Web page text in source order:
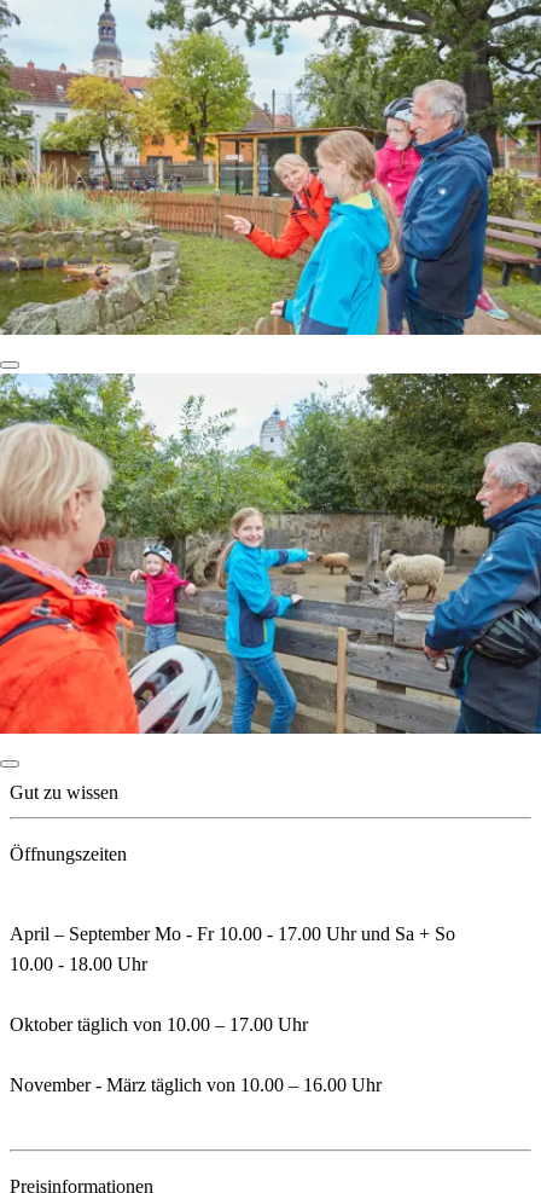
Gut zu wissen
Öffnungszeiten
April – September Mo - Fr 10.00 - 17.00 Uhr und Sa + So
10.00 - 18.00 Uhr
Oktober täglich von 10.00 – 17.00 Uhr
November - März täglich von 10.00 – 16.00 Uhr
Preisinformationen